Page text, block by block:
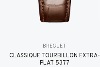
BREGUET
CLASSIQUE TOURBILLON EXTRA-
PLAT 5377